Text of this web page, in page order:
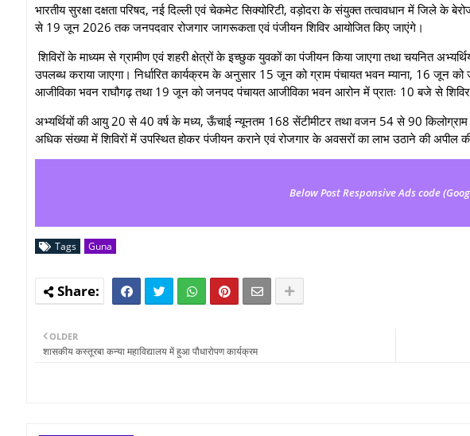
भारतीय सुरक्षा दक्षता परिषद, नई दिल्ली एवं चेकमेट सिक्योरिटी, वड़ोदरा के संयुक्त तत्वावधान में जिले
से 19 जून 2026 तक जनपदवार रोजगार जागरूकता एवं पंजीयन शिविर आयोजित किए जाएंगे।
शिविरों के माध्यम से ग्रामीण एवं शहरी क्षेत्रों के इच्छुक युवकों का पंजीयन किया जाएगा तथा चयनित
उपलब्ध कराया जाएगा। निर्धारित कार्यक्रम के अनुसार 15 जून को ग्राम पंचायत भवन म्याना, 16 जून
आजीविका भवन राघौगढ़ तथा 19 जून को जनपद पंचायत आजीविका भवन आरोन में प्रातः 10 बजे से शिविर
अभ्यर्थियों की आयु 20 से 40 वर्ष के मध्य, ऊँचाई न्यूनतम 168 सेंटीमीटर तथा वजन 54 से 90
अधिक संख्या में शिविरों में उपस्थित होकर पंजीयन कराने एवं रोजगार के अवसरों का लाभ उठाने की अपील
Below Post Responsive Ads code
Tags Guna
OLDER
शासकीय कस्तूरबा कन्या महाविद्यालय में हुआ पौधारोपण कार्यक्रम